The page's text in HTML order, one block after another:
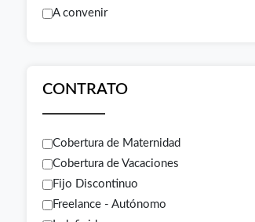
A convenir
CONTRATO
Cobertura de Maternidad
Cobertura de Vacaciones
Fijo Discontinuo
Freelance - Autónomo